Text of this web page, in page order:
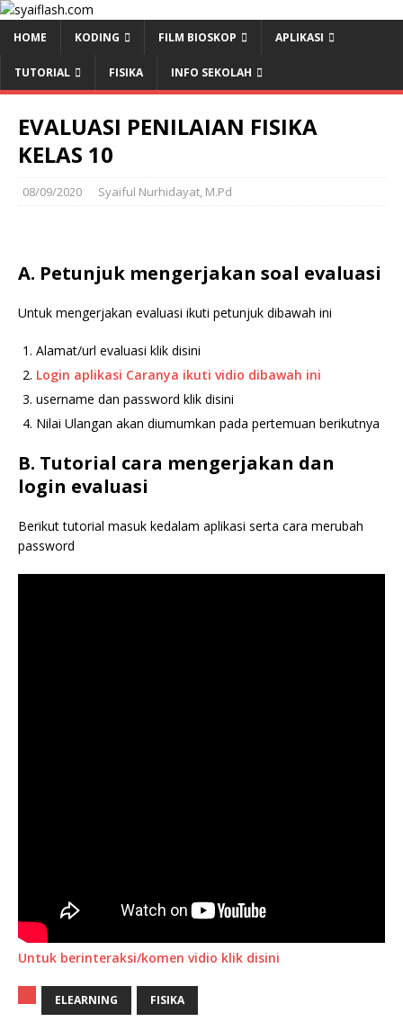
HOME KODING FILM BIOSKOP APLIKASI
TUTORIAL FISIKA INFO SEKOLAH
EVALUASI PENILAIAN FISIKA
KELAS 10
08/09/2020 Syaiful Nurhidayat, M.Pd
A. Petunjuk mengerjakan soal evaluasi
Untuk mengerjakan evaluasi ikuti petunjuk dibawah ini
Alamat/url evaluasi klik disini
Login aplikasi Caranya ikuti vidio dibawah ini
username dan password klik disini
Nilai Ulangan akan diumumkan pada pertemuan berikutnya
B. Tutorial cara mengerjakan dan
login evaluasi
Berikut tutorial masuk kedalam aplikasi serta cara merubah
password
Untuk berinteraksi/komen vidio klik disini
ELEARNING FISIKA